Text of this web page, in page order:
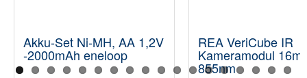
Akku-Set Ni-MH, AA 1,2V
-2000mAh eneloop
REA VeriCube IR
Kameramodul
855nm